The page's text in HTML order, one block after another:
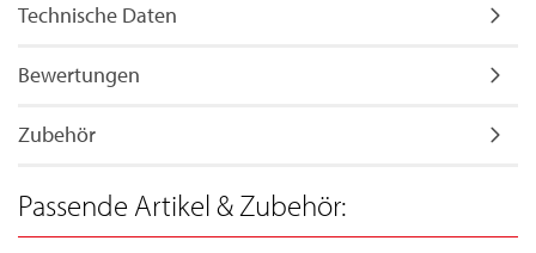
Technische Daten
Bewertungen
Zubehör
Passende Artikel & Zubehör: